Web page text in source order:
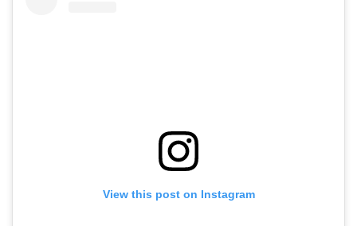
View this post on Instagram